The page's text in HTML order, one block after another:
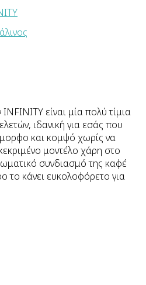
είναι μία πολύ τίμια
ιδανική για εσάς που
και κομψό χωρίς να
μοντέλο χάρη στο
συνδιασμό της καφέ
το κάνει ευκολοφόρετο για